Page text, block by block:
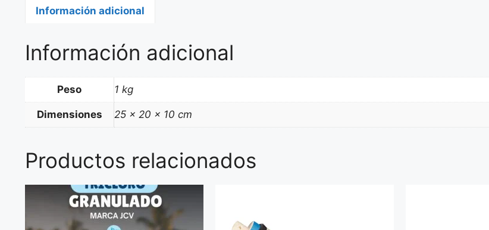
Información adicional
Información adicional
Peso 1 kg
Dimensiones 25 × 20 × 10 cm
Productos relacionados